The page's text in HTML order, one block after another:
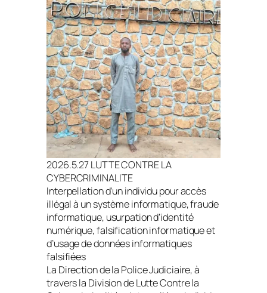
2026.5.27 LUTTE CONTRE LA
CYBERCRIMINALITE
Interpellation d’un individu pour accès
illégal à un système informatique, fraude
informatique, usurpation d’identité
numérique, falsification informatique et
d’usage de données informatiques
falsifiées
La Direction de la Police Judiciaire, à
travers la Division de Lutte Contre la